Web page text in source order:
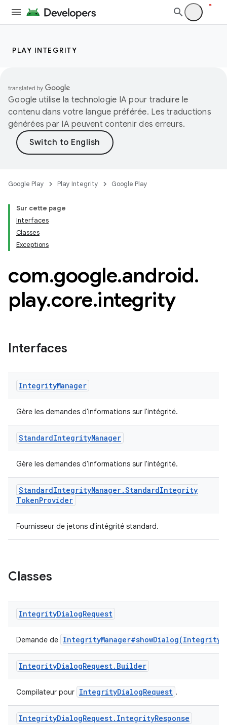
PLAY INTEGRITY
Google utilise la technologie IA pour traduire le
contenu dans votre langue préférée. Les traductions
générées par IA peuvent contenir des erreurs.
Google Play Play Integrity Google Play
Sur cette page
Interfaces
Classes
Exceptions
com.google.android.
play.core.integrity
Interfaces
IntegrityManager
Gère les demandes d'informations sur l'intégrité.
StandardIntegrityManager
Gère les demandes d'informations sur l'intégrité.
StandardIntegrityManager.StandardIntegrity
TokenProvider
Fournisseur de jetons d'intégrité standard.
Classes
IntegrityDialogRequest
Demande de
IntegrityDialogRequest. Builder
Compilateur pour IntegrityDialogRequest .
IntegrityDialogRequest. IntegrityResponse